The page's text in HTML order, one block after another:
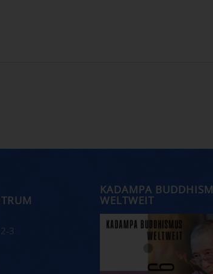
3
KADAMPA
WELTWEIT